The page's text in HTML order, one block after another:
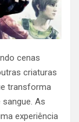
cenas
criaturas
transforma
As
experiência